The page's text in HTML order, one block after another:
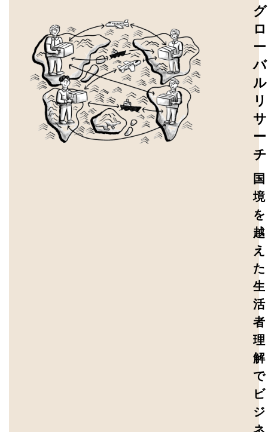
グ
ロ
ー
バ
リ
サ
ー
チ
国
境
を
越
え
た
生
活
者
理
解
で
ビ
ジ